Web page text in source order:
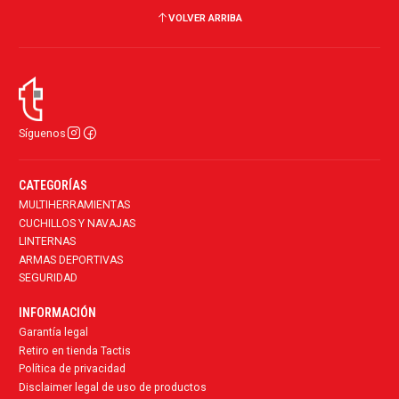
VOLVER ARRIBA
Síguenos
CATEGORÍAS
MULTIHERRAMIENTAS
CUCHILLOS Y NAVAJAS
LINTERNAS
ARMAS DEPORTIVAS
SEGURIDAD
INFORMACIÓN
Garantía legal
Retiro en tienda Tactis
Política de privacidad
Disclaimer legal de uso de productos